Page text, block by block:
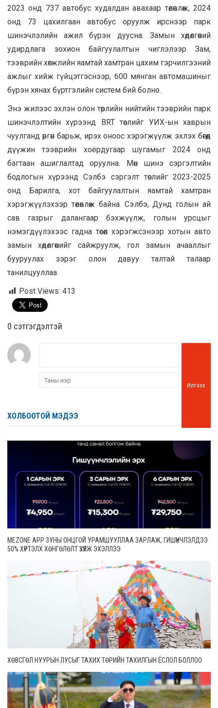
2023 онд 737 автобус худалдан авахаар төлөвлөж, 2024
онд 73 цахилгаан автобус оруулж ирснээр парк
шинэчлэлийн ажил бүрэн дуусна. Замын хөдөлгөөний
удирдлага зохион байгуулалтын чиглэлээр Зам,
тээврийн хөгжлийн яамтай хамтран цахим гэрчилгээний
ажлыг хийж гүйцэтгэснээр, 600 мянган автомашиныг
бүрэн хянах бүртгэлийн систем бий болно.
Энэ жилээс эхлэн олон төрлийн нийтийн тээврийн парк
шинэчлэлтийн хүрээнд BRT төслийг УИХ-ын хаврын
чуулганд өргөн барьж, ирэх оноос хэрэгжүүлж эхлэх бөгөөд
дүүжин тээврийн хоёрдугаар шугамыг 2024 онд
багтаан ашиглалтад оруулна. Мөн шинэ сэргэлтийн
бодлогын хүрээнд Сэлбэ сэргэлт төслийг 2023-2025
онд Барилга, хот байгуулалтын яамтай хамтран
хэрэгжүүлэхээр төлөвлөж байна. Сэлбэ, Дунд голын ай
сав газрыг далангаар бэхжүүлж, голын урсцыг
нэмэгдүүлэхээс гадна төсөл хэрэгжсэнээр хотын авто
замын хөдөлгөөнийг сайжруулж, гол замын ачааллыг
бууруулах зэрэг олон давуу талтай талаар
танилцууллаа.
Post Views: 413
0 cэтгэгдэлтэй
Илгээх
ХОЛБООТОЙ МЭДЭЭ
MEZONE APP ЗУНЫ ОНЦГОЙ УРАМШУУЛЛАА ЗАРЛАЖ, ГИШҮҮНЧЛЭЛДЭЭ
50% ХҮРТЭЛХ ХӨНГӨЛӨЛТ ҮЗҮҮЛЖ ЭХЭЛЛЭЭ
ХӨВСГӨЛ НУУРЫН ЛУСЫГ ТАХИХ ТӨРИЙН ТАХИЛГЫН ЁСЛОЛ БОЛЛОО